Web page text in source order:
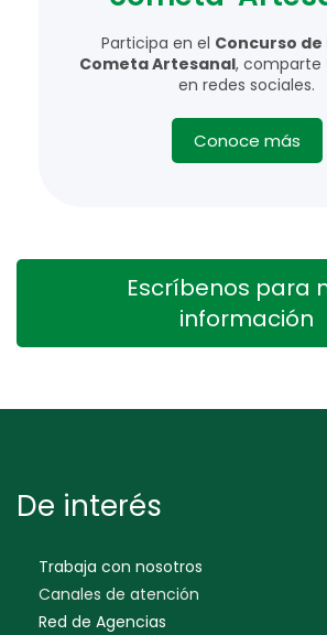
Participa en el Concurso de
Cometa Artesanal, comparte
en redes sociales.
Conoce más
Escríbenos para
información
De interés
Trabaja con nosotros
Canales de atención
Red de Agencias